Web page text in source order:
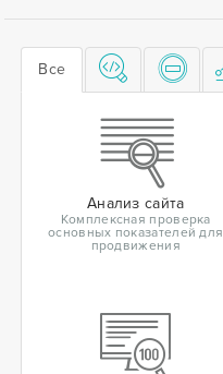
Все
Анализ сайта
Комплексная проверка
основных показателей для
продвижения